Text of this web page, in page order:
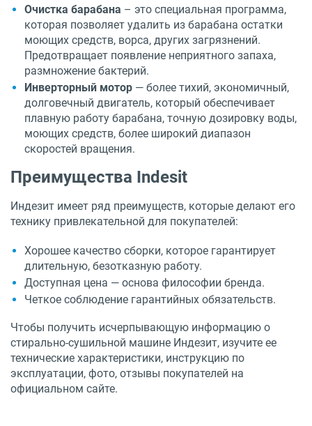
Очистка барабана – это специальная программа,
которая позволяет удалить из барабана остатки
моющих средств, ворса, других загрязнений.
Предотвращает появление неприятного запаха,
размножение бактерий.
Инверторный мотор — более тихий, экономичный,
долговечный двигатель, который обеспечивает
плавную работу барабана, точную дозировку воды,
моющих средств, более широкий диапазон
скоростей вращения.
Преимущества Indesit
Индезит имеет ряд преимуществ, которые делают его
технику привлекательной для покупателей:
Хорошее качество сборки, которое гарантирует
длительную, безотказную работу.
Доступная цена — основа философии бренда.
Четкое соблюдение гарантийных обязательств.
Чтобы получить исчерпывающую информацию о
стирально-сушильной машине Индезит, изучите ее
технические характеристики, инструкцию по
эксплуатации, фото, отзывы покупателей на
официальном сайте.